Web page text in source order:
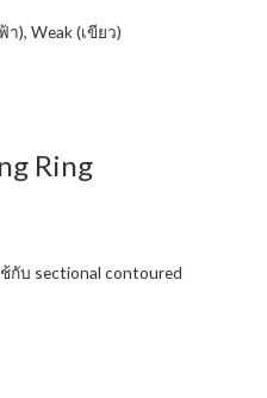
), Weak (เขียว)
Ring
กับ sectional contoured